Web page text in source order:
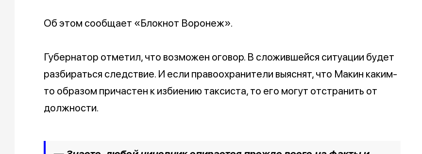
Об этом сообщает «Блокнот Воронеж».
Губернатор отметил, что возможен оговор. В сложившейся ситуации будет
разбираться следствие. И если правоохранители выяснят, что Макин каким-
то образом причастен к избиению таксиста, то его могут отстранить от
должности.